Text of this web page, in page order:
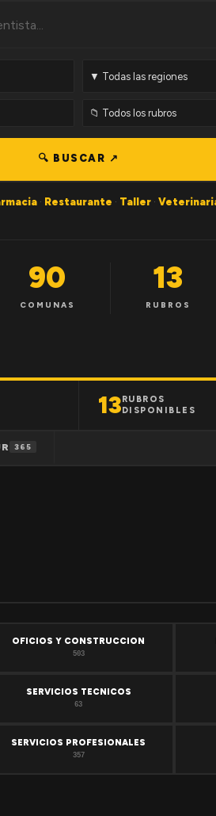
🔍 BUSCAR ↗
· Restaurante · Taller ·
90
COMUNAS
13
RUBROS
13RUBROS
DISPONIBLES
365
OFICIOS Y CONSTRUCCION
503
SERVICIOS TECNICOS
63
SERVICIOS PROFESIONALES
357